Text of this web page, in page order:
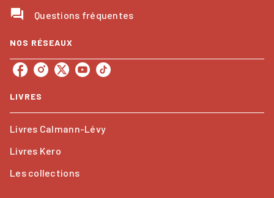
question_answer Questions fréquentes
NOS RÉSEAUX
LIVRES
Livres Calmann-Lévy
Livres Kero
Les collections